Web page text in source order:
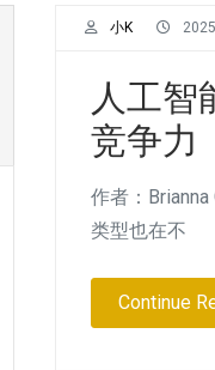
小K
人工智
竞争力
作者：
类型也在不
Continue